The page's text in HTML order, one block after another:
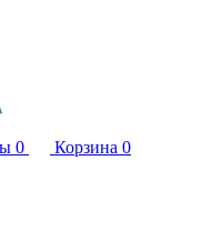
0 Корзина 0